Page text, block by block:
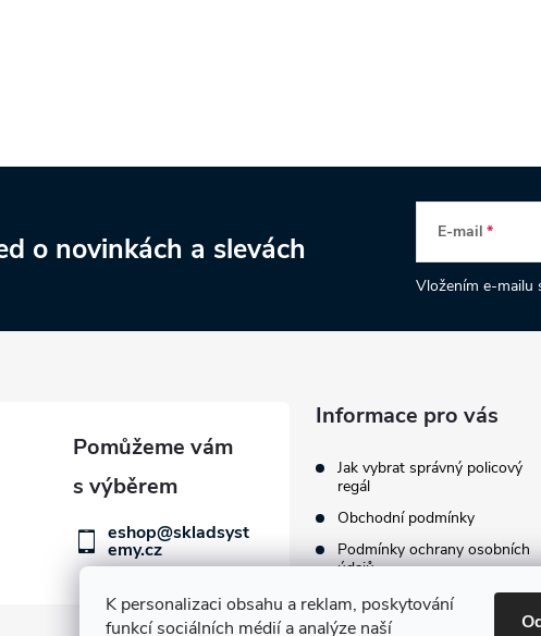
K personalizaci obsahu a reklam, poskytování
funkcí sociálních médií a analýze naší
o novinkách a slevách E-mail
Vložením e-mailu
eshop@skladsyst
emy.cz
Informace pro vás
Jak vybrat správný policový
regál
Obchodní podmínky
Podmínky ochrany osobních
údajů